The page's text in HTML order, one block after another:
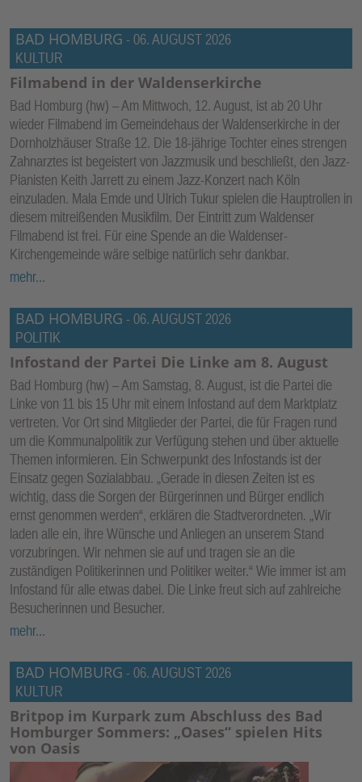
BAD HOMBURG - 06. AUGUST 2026
KULTUR
Filmabend in der Waldenserkirche
Bad Homburg (hw) – Am Mittwoch, 12. August, ist ab 20 Uhr
wieder Filmabend im Gemeindehaus der Waldenserkirche in der
Dornholzhäuser Straße 12. Die 18-jährige Tochter eines strengen
Zahnarztes ist begeistert von Jazzmusik und beschließt, den Jazz-
Pianisten Keith Jarrett zu einem Jazz-Konzert nach Köln
einzuladen. Mala Emde und Ulrich Tukur spielen die Hauptrollen in
diesem mitreißenden Musikfilm. Der Eintritt zum Waldenser
Filmabend ist frei. Für eine Spende an die Waldenser-
Kirchengemeinde wäre selbige natürlich sehr dankbar.
mehr...
BAD HOMBURG - 06. AUGUST 2026
POLITIK
Infostand der Partei Die Linke am 8. August
Bad Homburg (hw) – Am Samstag, 8. August, ist die Partei die
Linke von 11 bis 15 Uhr mit einem Infostand auf dem Marktplatz
vertreten. Vor Ort sind Mitglieder der Partei, die für Fragen rund
um die Kommunalpolitik zur Verfügung stehen und über aktuelle
Themen informieren. Ein Schwerpunkt des Infostands ist der
Einsatz gegen Sozialabbau. „Gerade in diesen Zeiten ist es
wichtig, dass die Sorgen der Bürgerinnen und Bürger endlich
ernst genommen werden“, erklären die Stadtverordneten. „Wir
laden alle ein, ihre Wünsche und Anliegen an unserem Stand
vorzubringen. Wir nehmen sie auf und tragen sie an die
zuständigen Politikerinnen und Politiker weiter.“ Wie immer ist am
Infostand für alle etwas dabei. Die Linke freut sich auf zahlreiche
Besucherinnen und Besucher.
mehr...
BAD HOMBURG - 06. AUGUST 2026
KULTUR
Britpop im Kurpark zum Abschluss des Bad
Homburger Sommers: „Oases“ spielen Hits
von Oasis